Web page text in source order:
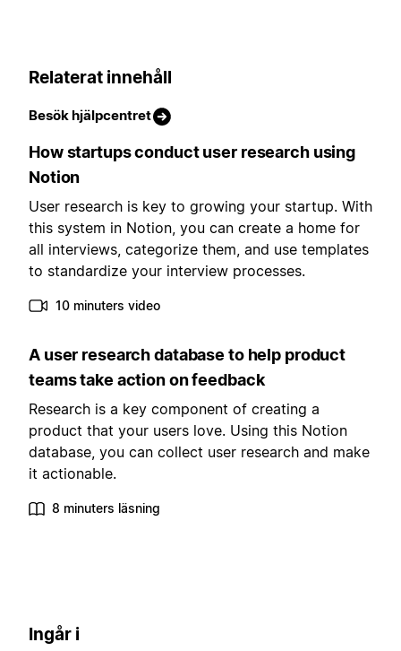
Relaterat innehåll
Besök hjälpcentret
How startups conduct user research using
Notion
User research is key to growing your startup. With
this system in Notion, you can create a home for
all interviews, categorize them, and use templates
to standardize your interview processes.
10 minuters video
A user research database to help product
teams take action on feedback
Research is a key component of creating a
product that your users love. Using this Notion
database, you can collect user research and make
it actionable.
8 minuters läsning
Ingår i